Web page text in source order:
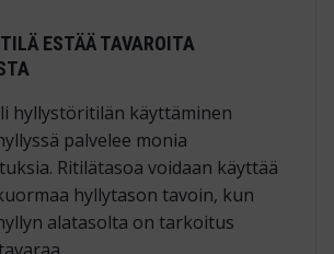
ESTÄÄ TAVAROITA
hyllystöritilän käyttäminen
palvelee monia
Ritilätasoa voidaan käyttää
hyllytason tavoin, kun
alatasolta on tarkoitus